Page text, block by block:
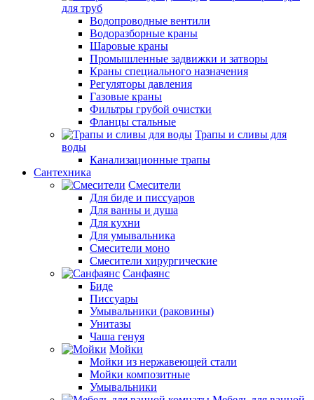
для труб
Водопроводные вентили
Водоразборные краны
Шаровые краны
Промышленные задвижки и затворы
Краны специального назначения
Регуляторы давления
Газовые краны
Фильтры грубой очистки
Фланцы стальные
Трапы и сливы для
воды
Канализационные трапы
Сантехника
Смесители
Для биде и писсуаров
Для ванны и душа
Для кухни
Для умывальника
Смесители моно
Смесители хирургические
Санфаянс
Биде
Писсуары
Умывальники (раковины)
Унитазы
Чаша генуя
Мойки
Мойки из нержавеющей стали
Мойки композитные
Умывальники